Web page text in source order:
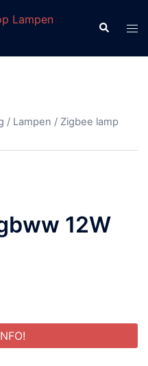
Zoeken
/ Lampen / Zigbee lamp
12W